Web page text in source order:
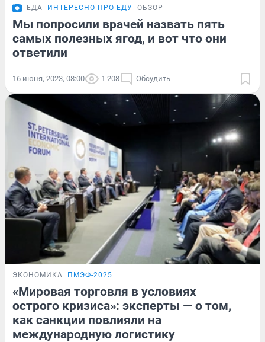
ЕДА ИНТЕРЕСНО ПРО ЕДУ ОБЗОР
Мы попросили врачей назвать пять
самых полезных ягод, и вот что они
ответили
16 июня, 2023, 08:00 1 208 Обсудить
ЭКОНОМИКА ПМЭФ-2025
«Мировая торговля в условиях
острого кризиса»: эксперты — о том,
как санкции повлияли на
международную логистику